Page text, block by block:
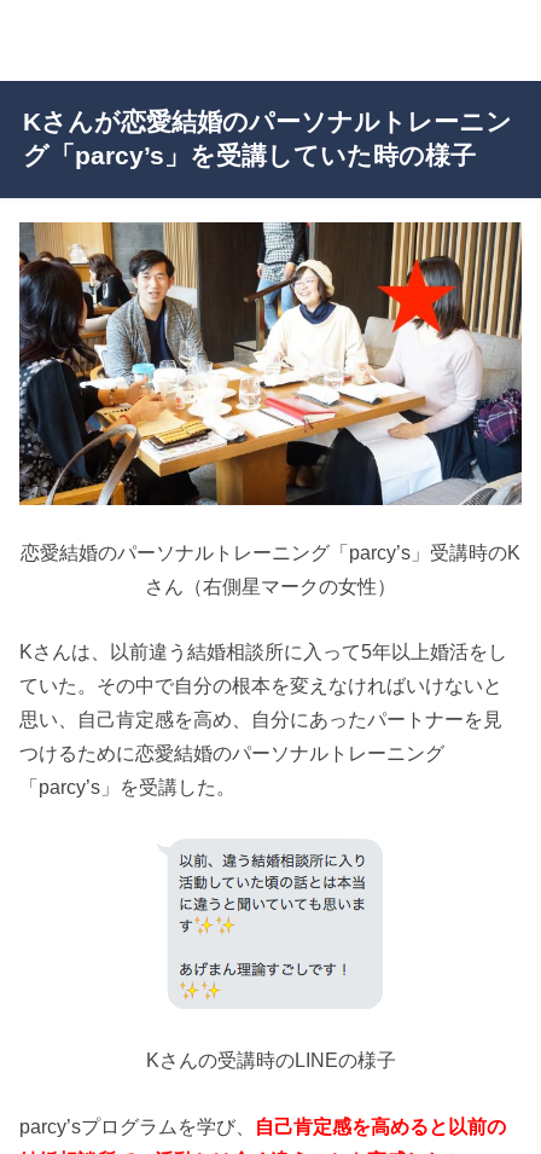
Kさんが恋愛結婚のパーソナルトレーニン
グ「parcy’s」を受講していた時の様子
恋愛結婚のパーソナルトレーニング「parcy’s」受講時のK
さん（右側星マークの女性）
Kさんは、以前違う結婚相談所に入って5年以上婚活をし
ていた。その中で自分の根本を変えなければいけないと
思い、自己肯定感を高め、自分にあったパートナーを見
つけるために恋愛結婚のパーソナルトレーニング
「parcy’s」を受講した。
Kさんの受講時のLINEの様子
parcy’sプログラムを学び、 自己肯定感を高めると以前の